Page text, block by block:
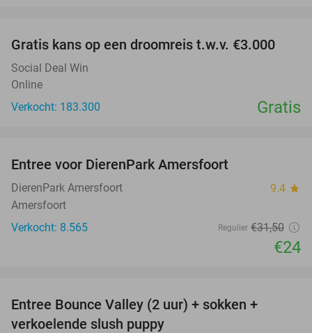
Gratis kans op een droomreis t.w.v. €3.000
Social Deal Win
Online
Verkocht: 183.300
Gratis
Entree voor DierenPark Amersfoort
DierenPark Amersfoort 9.4 star
Amersfoort
Verkocht: 8.565
Regulier €31,50
€24
Entree Bounce Valley (2 uur) + sokken +
verkoelende slush puppy